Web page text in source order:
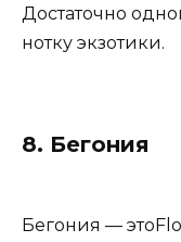
Достаточно
нотку экзотики.
8. Бегония
Бегония —